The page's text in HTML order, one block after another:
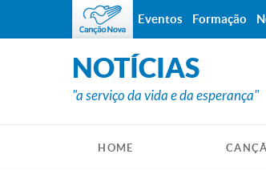
NOTÍCIAS
"a serviço da vida e da esperança"
HOME
Eventos Formação